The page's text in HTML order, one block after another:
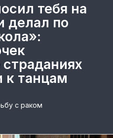
тебя на
делал по
страданиях
к танцам
с раком